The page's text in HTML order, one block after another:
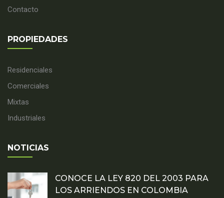
Contacto
PROPIEDADES
Residenciales
Comerciales
Mixtas
Industriales
NOTICIAS
CONOCE LA LEY 820 DEL 2003 PARA
LOS ARRIENDOS EN COLOMBIA